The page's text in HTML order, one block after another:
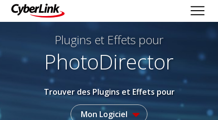
Plugins et Effets pour
PhotoDirector
Trouver des Plugins et Effets pour
Mon Logiciel